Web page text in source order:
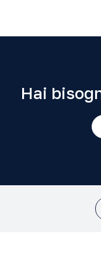
Hai